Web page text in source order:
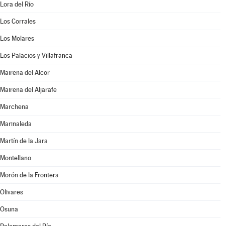
Lora del Río
Los Corrales
Los Molares
Los Palacios y Villafranca
Mairena del Alcor
Mairena del Aljarafe
Marchena
Marinaleda
Martín de la Jara
Montellano
Morón de la Frontera
Olivares
Osuna